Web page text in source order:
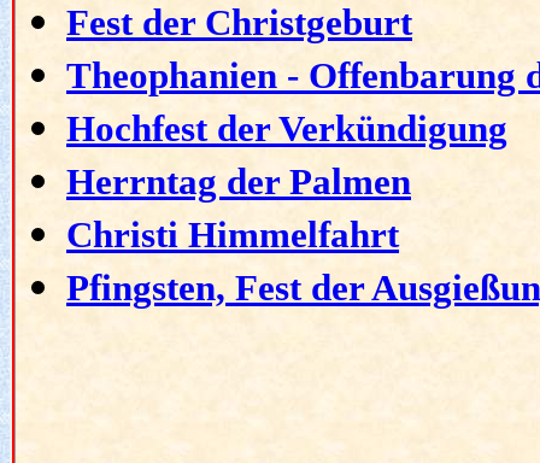
Fest der Christgeburt
Theophanien - Offenbarung
Hochfest der Verkündigung
Herrntag der Palmen
Christi Himmelfahrt
Pfingsten, Fest der